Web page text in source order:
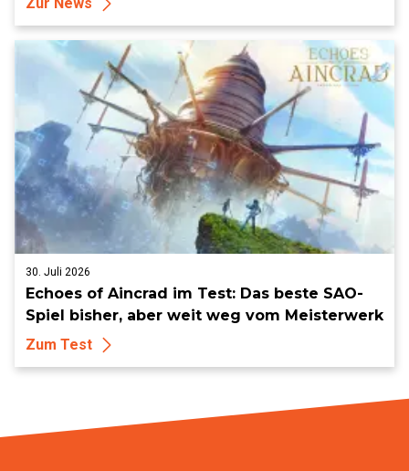
30. Juli 2026
Echoes of Aincrad im Test: Das beste SAO-
Spiel bisher, aber weit weg vom Meisterwerk
Zum Test